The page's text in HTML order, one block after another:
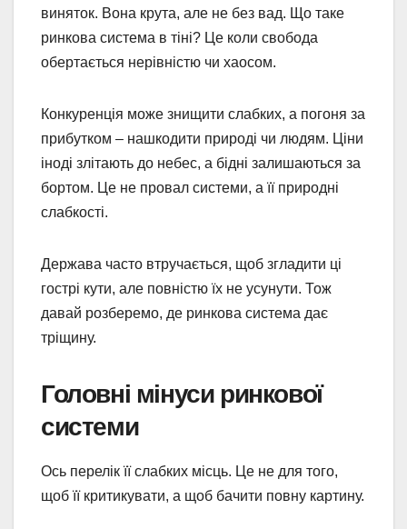
виняток. Вона крута, але не без вад. Що таке
ринкова система в тіні? Це коли свобода
обертається нерівністю чи хаосом.
Конкуренція може знищити слабких, а погоня за
прибутком – нашкодити природі чи людям. Ціни
іноді злітають до небес, а бідні залишаються за
бортом. Це не провал системи, а її природні
слабкості.
Держава часто втручається, щоб згладити ці
гострі кути, але повністю їх не усунути. Тож
давай розберемо, де ринкова система дає
тріщину.
Головні мінуси ринкової
системи
Ось перелік її слабких місць. Це не для того,
щоб її критикувати, а щоб бачити повну картину.